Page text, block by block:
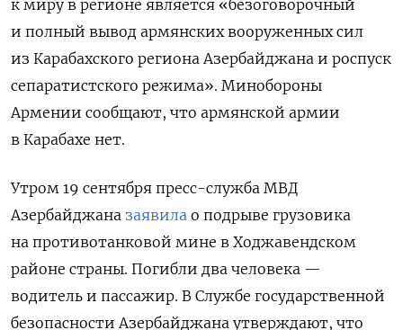
к миру в регионе является «безоговорочный
и полный вывод армянских вооруженных сил
из Карабахского региона Азербайджана и роспуск
сепаратистского режима». Минобороны
Армении сообщают, что армянской армии
в Карабахе нет.
Утром 19 сентября пресс-служба МВД
Азербайджана заявила о подрыве грузовика
на противотанковой мине в Ходжавендском
районе страны. Погибли два человека —
водитель и пассажир. В Службе государственной
безопасности Азербайджана утверждают, что